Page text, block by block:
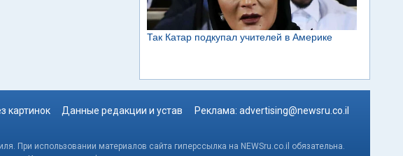
картинок Данные редакции и устав Реклама: advertising@newsru.co.il
При использовании материалов сайта гиперссылка на NEWSru.co.il обязательна.